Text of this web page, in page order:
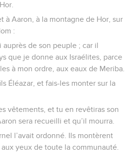
à Aaron, à la montagne de Hor, sur
:
de son peuple ; car il
que je donne aux Israélites, parce
à mon ordre, aux eaux de Meriba.
Éléazar, et fais-les monter sur la
vêtements, et tu en revêtiras son
sera recueilli et qu’il mourra.
l’avait ordonné. Ils montèrent
yeux de toute la communauté.